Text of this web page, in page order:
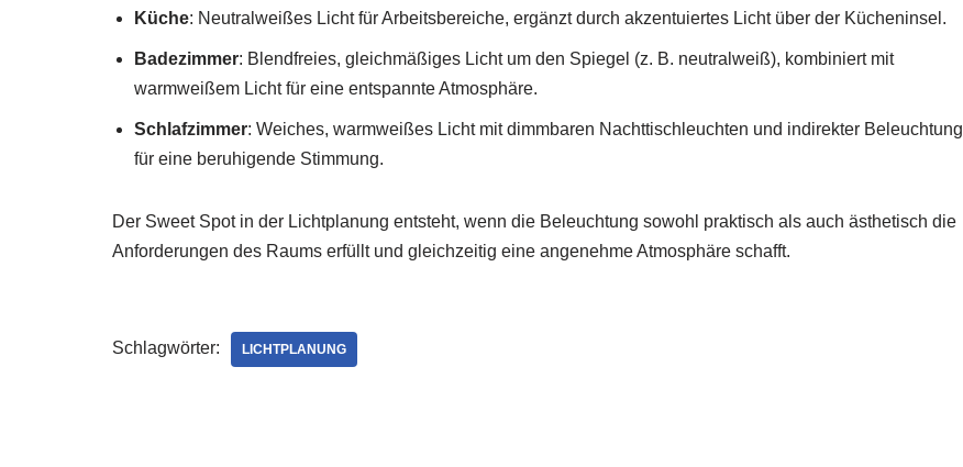
Küche: Neutralweißes Licht für Arbeitsbereiche, ergänzt durch akzentuiertes Licht über der Kücheninsel.
Badezimmer: Blendfreies, gleichmäßiges Licht um den Spiegel (z. B. neutralweiß), kombiniert mit
warmweißem Licht für eine entspannte Atmosphäre.
Schlafzimmer: Weiches, warmweißes Licht mit dimmbaren Nachttischleuchten und indirekter Beleuchtung
für eine beruhigende Stimmung.
Der Sweet Spot in der Lichtplanung entsteht, wenn die Beleuchtung sowohl praktisch als auch ästhetisch die
Anforderungen des Raums erfüllt und gleichzeitig eine angenehme Atmosphäre schafft.
Schlagwörter: LICHTPLANUNG